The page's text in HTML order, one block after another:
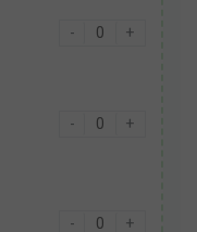
- +
- +
- +